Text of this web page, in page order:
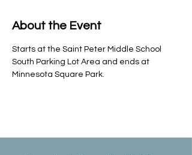
About the Event
Starts at the Saint Peter Middle School
South Parking Lot Area and ends at
Minnesota Square Park.